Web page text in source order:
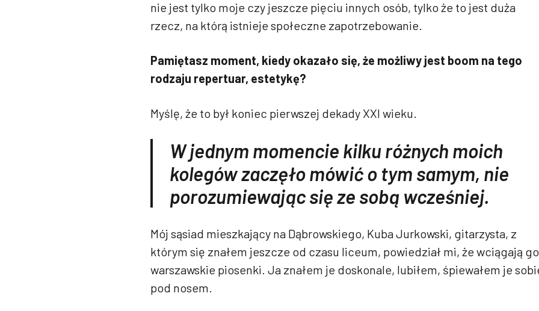
nie jest tylko moje czy jeszcze pięciu innych osób, tylko że to jest duża
rzecz, na którą istnieje społeczne zapotrzebowanie.
Pamiętasz moment, kiedy okazało się, że możliwy jest boom na tego
rodzaju repertuar, estetykę?
Myślę, że to był koniec pierwszej dekady XXI wieku.
W jednym momencie kilku różnych moich
kolegów zaczęło mówić o tym samym, nie
porozumiewając się ze sobą wcześniej.
Mój sąsiad mieszkający na Dąbrowskiego, Kuba Jurkowski, gitarzysta, z
którym się znałem jeszcze od czasu liceum, powiedział mi, że wciągają go
warszawskie piosenki. Ja znałem je doskonale, lubiłem, śpiewałem je
pod nosem.